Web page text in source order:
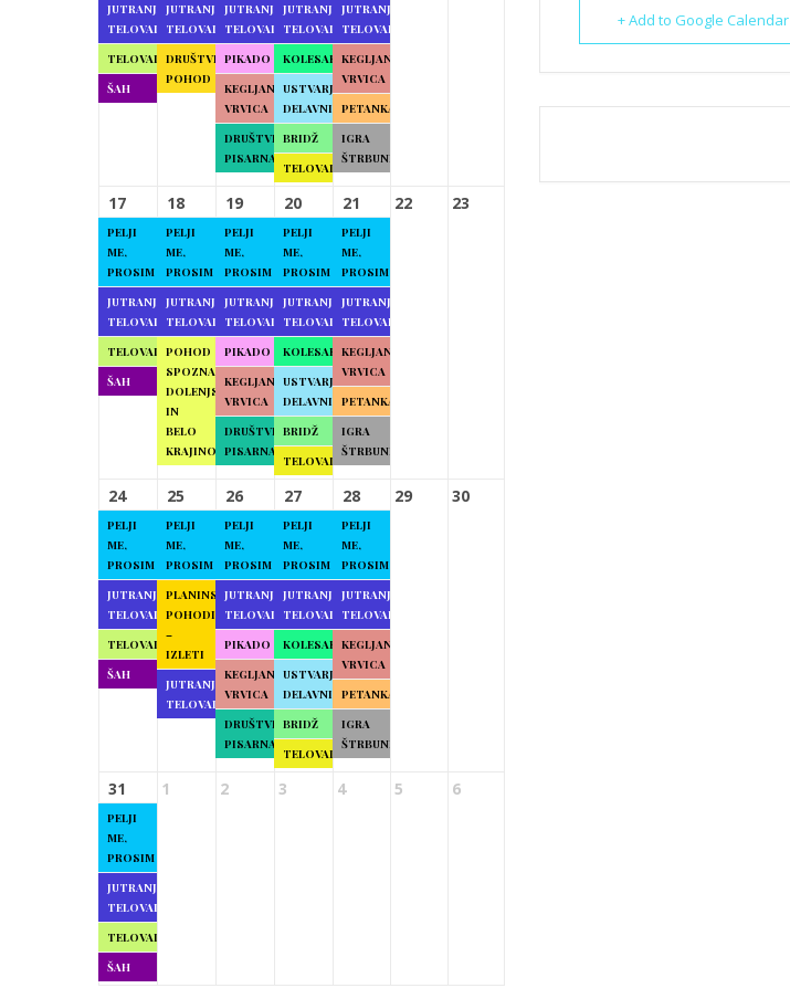
JUTRANJA
TELOVADBA
TELOVADBA
ŠAH
JUTRANJA
TELOVADBA
DRUŠTVENI
POHOD
JUTRANJA
TELOVADBA
PIKADO
KEGLJANJE
VRVICA
DRUŠTVENA
PISARNA
JUTRANJA
TELOVADBA
KOLESARJENJE
USTVARJALNE
DELAVNICE
BRIDŽ
TELOVADBA
JUTRANJA
TELOVADBA
KEGLJANJE
VRVICA
PETANKA
IGRA
ŠTRBUNK
17
PELJI
ME,
PROSIM
JUTRANJA
TELOVADBA
TELOVADBA
ŠAH
18
PELJI
ME,
PROSIM
JUTRANJA
TELOVADBA
POHOD
SPOZNAJMO
DOLENJSKO
IN
BELO
KRAJINO
19
PELJI
ME,
PROSIM
JUTRANJA
TELOVADBA
PIKADO
KEGLJANJE
VRVICA
DRUŠTVENA
PISARNA
20
PELJI
ME,
PROSIM
JUTRANJA
TELOVADBA
KOLESARJENJE
USTVARJALNE
DELAVNICE
BRIDŽ
TELOVADBA
21
PELJI
ME,
PROSIM
JUTRANJA
TELOVADBA
KEGLJANJE
VRVICA
PETANKA
IGRA
ŠTRBUNK
22 23
24
PELJI
ME,
PROSIM
JUTRANJA
TELOVADBA
TELOVADBA
ŠAH
25
PELJI
ME,
PROSIM
PLANINSKI
POHODI
–
IZLETI
JUTRANJA
TELOVADBA
26
PELJI
ME,
PROSIM
JUTRANJA
TELOVADBA
PIKADO
KEGLJANJE
VRVICA
DRUŠTVENA
PISARNA
27
PELJI
ME,
PROSIM
JUTRANJA
TELOVADBA
KOLESARJENJE
USTVARJALNE
DELAVNICE
BRIDŽ
TELOVADBA
28
PELJI
ME,
PROSIM
JUTRANJA
TELOVADBA
KEGLJANJE
VRVICA
PETANKA
IGRA
ŠTRBUNK
29 30
31
PELJI
ME,
PROSIM
JUTRANJA
TELOVADBA
TELOVADBA
ŠAH
1 2 3 4 5 6
+ Add to Google Calendar